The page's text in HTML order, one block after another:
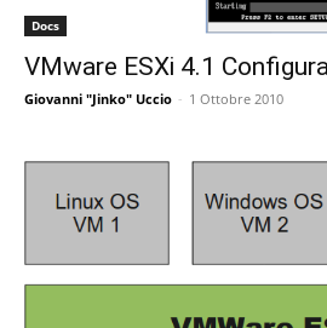
Docs
VMware ESXi 4.1
Giovanni "Jinko" Uccio - 1 Ottobre 2010